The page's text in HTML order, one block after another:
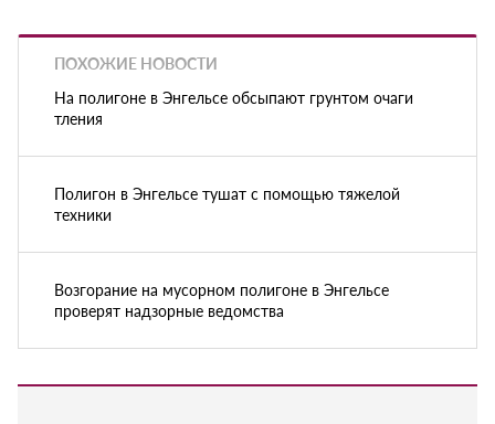
ПОХОЖИЕ НОВОСТИ
На полигоне в Энгельсе обсыпают грунтом очаги
тления
Полигон в Энгельсе тушат с помощью тяжелой
техники
Возгорание на мусорном полигоне в Энгельсе
проверят надзорные ведомства